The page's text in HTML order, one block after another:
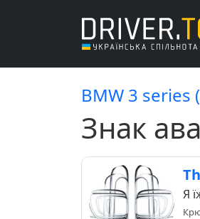
BMW 3 series
Знак
Я